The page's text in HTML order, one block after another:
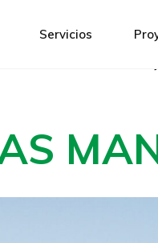
Servicios